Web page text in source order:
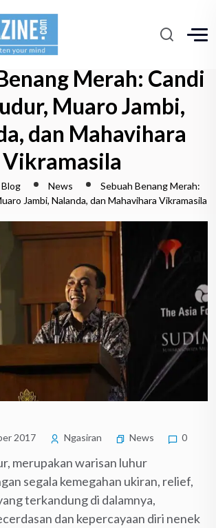
Merah: Candi
Muaro Jambi,
dan Mahavihara
Vikramasila
Blog News
Sebuah Benang Merah:
Jambi, Nalanda, dan Mahavihara Vikramasila
2017 Ngasiran News 0
merupakan warisan luhur
segala kemegahan ukiran, relief,
terkandung di dalamnya,
dan kepercayaan diri nenek